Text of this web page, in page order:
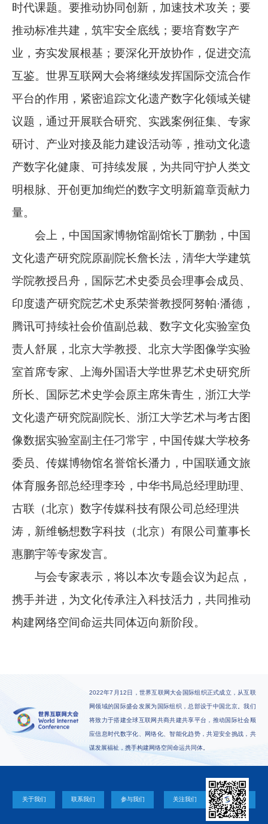
时代课题。要推动协同创新，加速技术攻关；要
推动标准共建，筑牢安全底线；要培育数字产
业，夯实发展根基；要深化开放协作，促进交流
互鉴。世界互联网大会将继续发挥国际交流合作
平台的作用，紧密追踪文化遗产数字化领域关键
议题，通过开展联合研究、实践案例征集、专家
研讨、产业对接及能力建设活动等，推动文化遗
产数字化健康、可持续发展，为共同守护人类文
明根脉、开创更加绚烂的数字文明新篇章贡献力
量。
会上，中国国家博物馆副馆长丁鹏勃，中国
文化遗产研究院原副院长詹长法，清华大学建筑
学院教授吕舟，国际艺术史委员会理事会成员、
印度遗产研究院艺术史系荣誉教授阿努帕·潘德，
腾讯可持续社会价值副总裁、数字文化实验室负
责人舒展，北京大学教授、北京大学图像学实验
室首席专家、上海外国语大学世界艺术史研究所
所长、国际艺术史学会原主席朱青生，浙江大学
文化遗产研究院副院长、浙江大学艺术与考古图
像数据实验室副主任刁常宇，中国传媒大学校务
委员、传媒博物馆名誉馆长潘力，中国联通文旅
体育服务部总经理李玲，中华书局总经理助理、
古联（北京）数字传媒科技有限公司总经理洪
涛，新维畅想数字科技（北京）有限公司董事长
惠鹏宇等专家发言。
与会专家表示，将以本次专题会议为起点，
携手并进，为文化传承注入科技活力，共同推动
构建网络空间命运共同体迈向新阶段。
2022年7月12日，世界互联网大会国际组织正式成立，从互联
网领域的国际盛会发展为国际组织，总部设于中国北京。我们
将致力于搭建全球互联网共商共建共享平台，推动国际社会顺
应信息时代数字化、网络化、智能化趋势，共迎安全挑战，共
谋发展福祉，携手构建网络空间命运共同体。
关于我们 联系我们 参与我们 关注我们